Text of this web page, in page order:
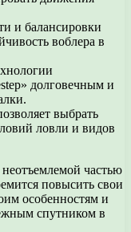
и балансировки
воблера в
долговечным и
выбрать
ловли и видов
неотъемлемой частью
повысить свои
особенностям и
спутником в